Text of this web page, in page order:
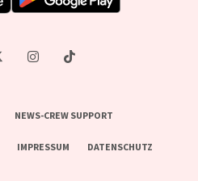
NEWS-CREW SUPPORT
IMPRESSUM DATENSCHUTZ